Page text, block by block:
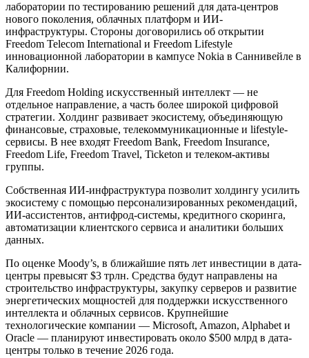
лаборатории по тестированию решений для дата-центров
нового поколения, облачных платформ и ИИ-
инфраструктуры. Стороны договорились об открытии
Freedom Telecom International и Freedom Lifestyle
инновационной лаборатории в кампусе Nokia в Саннивейле в
Калифорнии.
Для Freedom Holding искусственный интеллект — не
отдельное направление, а часть более широкой цифровой
стратегии. Холдинг развивает экосистему, объединяющую
финансовые, страховые, телекоммуникационные и lifestyle-
сервисы. В нее входят Freedom Bank, Freedom Insurance,
Freedom Life, Freedom Travel, Ticketon и телеком-активы
группы.
Собственная ИИ-инфраструктура позволит холдингу усилить
экосистему с помощью персонализированных рекомендаций,
ИИ-ассистентов, антифрод-системы, кредитного скоринга,
автоматизации клиентского сервиса и аналитики больших
данных.
По оценке Moody’s, в ближайшие пять лет инвестиции в дата-
центры превысят $3 трлн. Средства будут направлены на
строительство инфраструктуры, закупку серверов и развитие
энергетических мощностей для поддержки искусственного
интеллекта и облачных сервисов. Крупнейшие
технологические компании — Microsoft, Amazon, Alphabet и
Oracle — планируют инвестировать около $500 млрд в дата-
центры только в течение 2026 года.